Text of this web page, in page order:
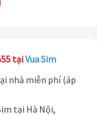
tạiVua Sim
nhà miễn phí (áp
tại Hà Nội,